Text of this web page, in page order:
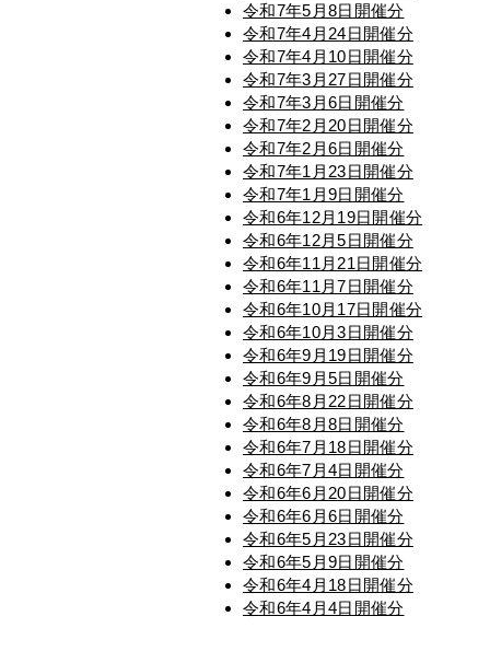
令和7年5月8日開催分
令和7年4月24日開催分
令和7年4月10日開催分
令和7年3月27日開催分
令和7年3月6日開催分
令和7年2月20日開催分
令和7年2月6日開催分
令和7年1月23日開催分
令和7年1月9日開催分
令和6年12月19日開催分
令和6年12月5日開催分
令和6年11月21日開催分
令和6年11月7日開催分
令和6年10月17日開催分
令和6年10月3日開催分
令和6年9月19日開催分
令和6年9月5日開催分
令和6年8月22日開催分
令和6年8月8日開催分
令和6年7月18日開催分
令和6年7月4日開催分
令和6年6月20日開催分
令和6年6月6日開催分
令和6年5月23日開催分
令和6年5月9日開催分
令和6年4月18日開催分
令和6年4月4日開催分